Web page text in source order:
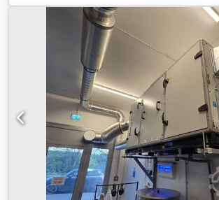
calidad, de varias etapas, del fabricante
Huber & Ranner. El sistema se utilizaba
recirculación para una cabina de pintura y
en excelentes condiciones, limpio y con
profesional. El sistema controla todo el
(filtración, refrigeración, humidificación,
ideal para pabellones de producción,
procesamiento de madera o metal, así
proyectos industriales. Datos técnicos del
completo: Chedpfxezrmcte Ai Ija
Ranner GmbH (Fabricado en Alemania)
CASE 15 (Referencia del sistema: SPK ULA)
pedido: 19 0090 Z / P.010 Caudal /